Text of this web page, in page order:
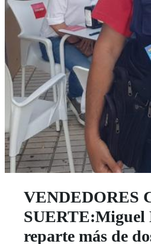
VENDEDORES
SUERTE:Miguel
reparte más de